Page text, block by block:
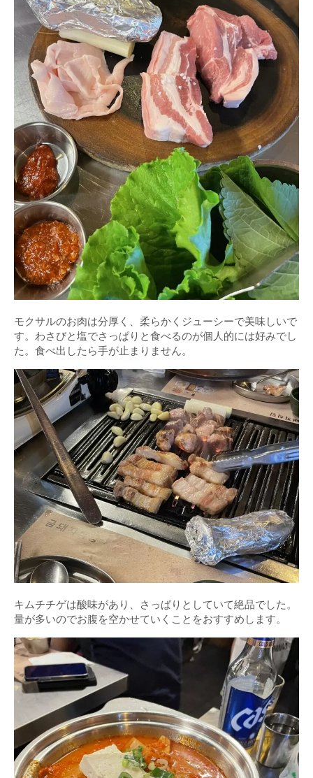
モクサルのお肉は分厚く、柔らかくジューシーで美味しいで
す。わさびと塩でさっぱりと食べるのが個人的には好みでし
た。食べ出したら手が止まりません。
キムチチゲは酸味があり、さっぱりとしていて絶品でした。
量が多いのでお腹を空かせていくことをおすすめします。